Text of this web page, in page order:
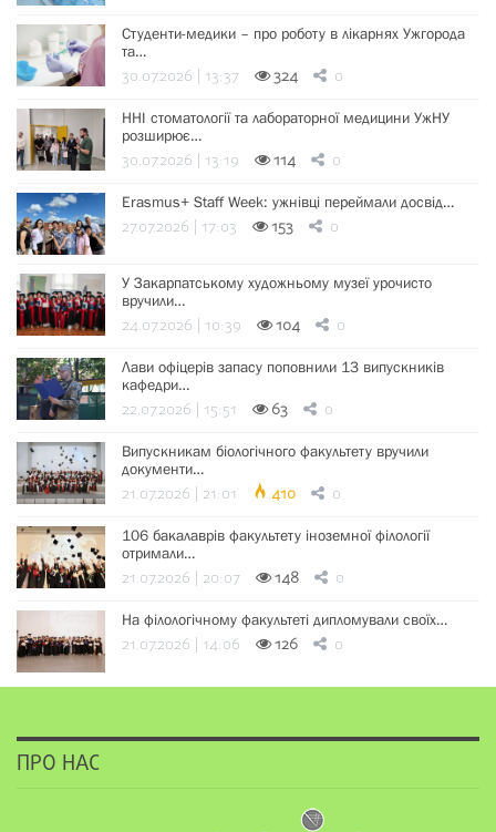
Студенти-медики – про роботу в лікарнях Ужгорода
та…
30.07.2026 | 13:37 324 0
ННІ стоматології та лабораторної медицини УжНУ
розширює…
30.07.2026 | 13:19 114 0
Erasmus+ Staff Week: ужнівці переймали досвід…
27.07.2026 | 17:03 153 0
У Закарпатському художньому музеї урочисто
вручили…
24.07.2026 | 10:39 104 0
Лави офіцерів запасу поповнили 13 випускників
кафедри…
22.07.2026 | 15:51 63 0
Випускникам біологічного факультету вручили
документи…
21.07.2026 | 21:01 410 0
106 бакалаврів факультету іноземної філології
отримали…
21.07.2026 | 20:07 148 0
На філологічному факультеті дипломували своїх…
21.07.2026 | 14:06 126 0
ПРО НАС